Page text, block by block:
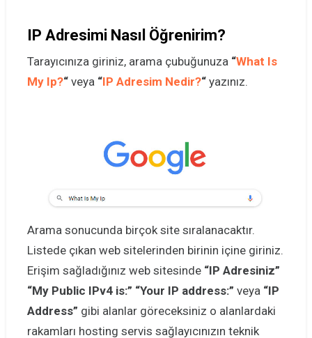
IP Adresimi Nasıl Öğrenirim?
Tarayıcınıza giriniz, arama çubuğunuza “What Is
My Ip?“veya “IP Adresim Nedir?“yazınız.
Arama sonucunda birçok site sıralanacaktır.
Listede çıkan web sitelerinden birinin içine giriniz.
Erişim sağladığınız web sitesinde“IP Adresiniz”
“My Public IPv4 is:” “Your IP address:” veya “IP
Address” gibi alanlar göreceksiniz o alanlardaki
rakamları hosting servis sağlayıcınızın teknik